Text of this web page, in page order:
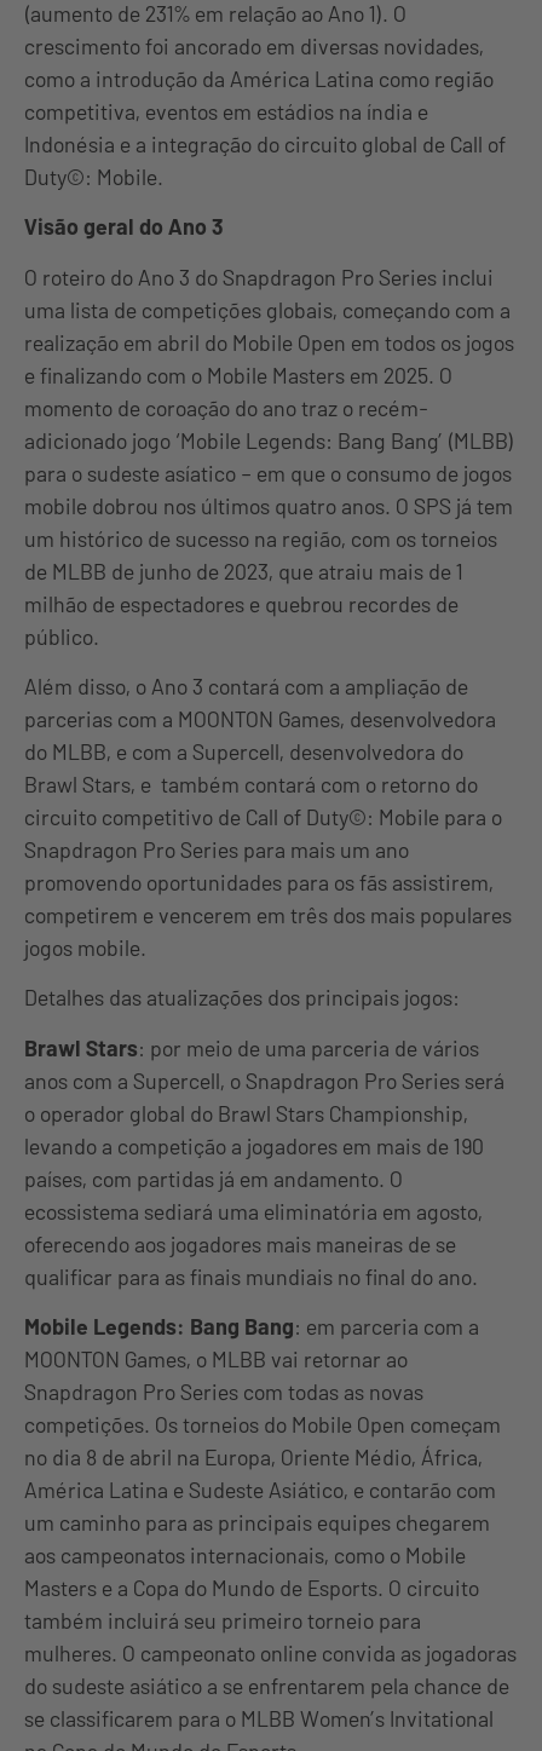
(aumento de 231% em relação ao Ano 1). O
crescimento foi ancorado em diversas novidades,
como a introdução da América Latina como região
competitiva, eventos em estádios na índia e
Indonésia e a integração do circuito global de Call of
Duty©: Mobile.
Visão geral do Ano 3
O roteiro do Ano 3 do Snapdragon Pro Series inclui
uma lista de competições globais, começando com a
realização em abril do Mobile Open em todos os jogos
e finalizando com o Mobile Masters em 2025. O
momento de coroação do ano traz o recém-
adicionado jogo ‘Mobile Legends: Bang Bang’ (MLBB)
para o sudeste asíatico – em que o consumo de jogos
mobile dobrou nos últimos quatro anos. O SPS já tem
um histórico de sucesso na região, com os torneios
de MLBB de junho de 2023, que atraiu mais de 1
milhão de espectadores e quebrou recordes de
público.
Além disso, o Ano 3 contará com a ampliação de
parcerias com a MOONTON Games, desenvolvedora
do MLBB, e com a Supercell, desenvolvedora do
Brawl Stars, e também contará com o retorno do
circuito competitivo de Call of Duty©: Mobile para o
Snapdragon Pro Series para mais um ano
promovendo oportunidades para os fãs assistirem,
competirem e vencerem em três dos mais populares
jogos mobile.
Detalhes das atualizações dos principais jogos:
Brawl Stars: por meio de uma parceria de vários
anos com a Supercell, o Snapdragon Pro Series será
o operador global do Brawl Stars Championship,
levando a competição a jogadores em mais de 190
países, com partidas já em andamento. O
ecossistema sediará uma eliminatória em agosto,
oferecendo aos jogadores mais maneiras de se
qualificar para as finais mundiais no final do ano.
Mobile Legends: Bang Bang: em parceria com a
MOONTON Games, o MLBB vai retornar ao
Snapdragon Pro Series com todas as novas
competições. Os torneios do Mobile Open começam
no dia 8 de abril na Europa, Oriente Médio, África,
América Latina e Sudeste Asiático, e contarão com
um caminho para as principais equipes chegarem
aos campeonatos internacionais, como o Mobile
Masters e a Copa do Mundo de Esports. O circuito
também incluirá seu primeiro torneio para
mulheres. O campeonato online convida as jogadoras
do sudeste asiático a se enfrentarem pela chance de
se classificarem para o MLBB Women’s Invitational